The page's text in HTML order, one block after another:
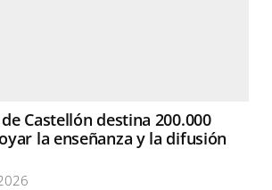
Castellón destina 200.000
la enseñanza y la difusión